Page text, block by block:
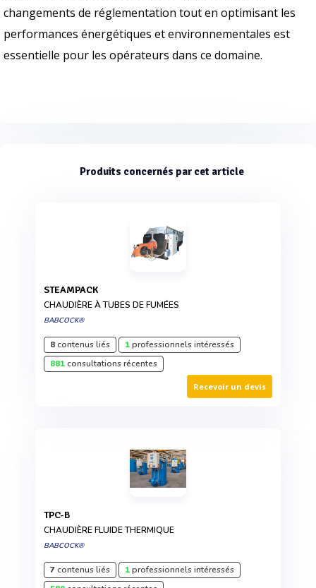
changements de réglementation tout en optimisant les
performances énergétiques et environnementales est
essentielle pour les opérateurs dans ce domaine.
Produits concernés par cet article
STEAMPACK
CHAUDIÈRE À TUBES DE FUMÉES
BABCOCK®
8contenus liés 1professionnels intéressés
881consultations récentes
Recevoir un devis
TPC-B
CHAUDIÈRE FLUIDE THERMIQUE
BABCOCK®
7contenus liés 1professionnels intéressés